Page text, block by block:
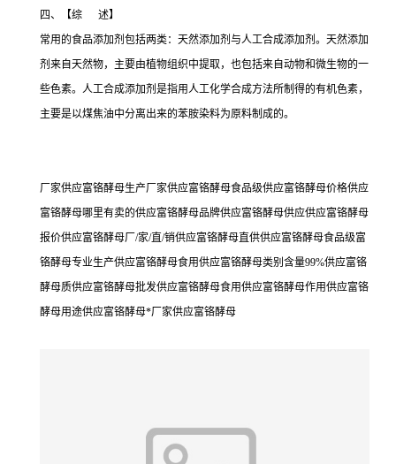
四、【综 述】
常用的食品添加剂包括两类：天然添加剂与人工合成添加剂。天然添加
剂来自天然物，主要由植物组织中提取，也包括来自动物和微生物的一
些色素。人工合成添加剂是指用人工化学合成方法所制得的有机色素，
主要是以煤焦油中分离出来的苯胺染料为原料制成的。
厂家供应富铬酵母生产厂家供应富铬酵母食品级供应富铬酵母价格供应
富铬酵母哪里有卖的供应富铬酵母品牌供应富铬酵母供应供应富铬酵母
报价供应富铬酵母厂/家/直/销供应富铬酵母直供供应富铬酵母食品级富
铬酵母专业生产供应富铬酵母食用供应富铬酵母类别含量99%供应富铬
酵母质供应富铬酵母批发供应富铬酵母食用供应富铬酵母作用供应富铬
酵母用途供应富铬酵母*厂家供应富铬酵母